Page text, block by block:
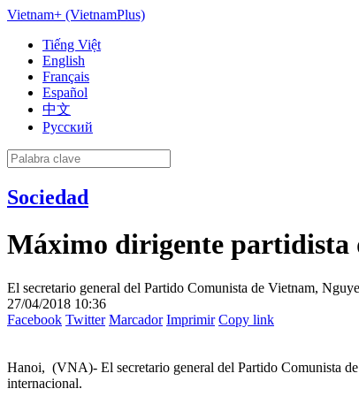
Vietnam+ (VietnamPlus)
Tiếng Việt
English
Français
Español
中文
Русский
Sociedad
Máximo dirigente partidista
El secretario general del Partido Comunista de Vietnam,
27/04/2018 10:36
Facebook Twitter Marcador Imprimir Copy link
Hanoi, (VNA)- El secretario general del Partido Comunista
internacional.